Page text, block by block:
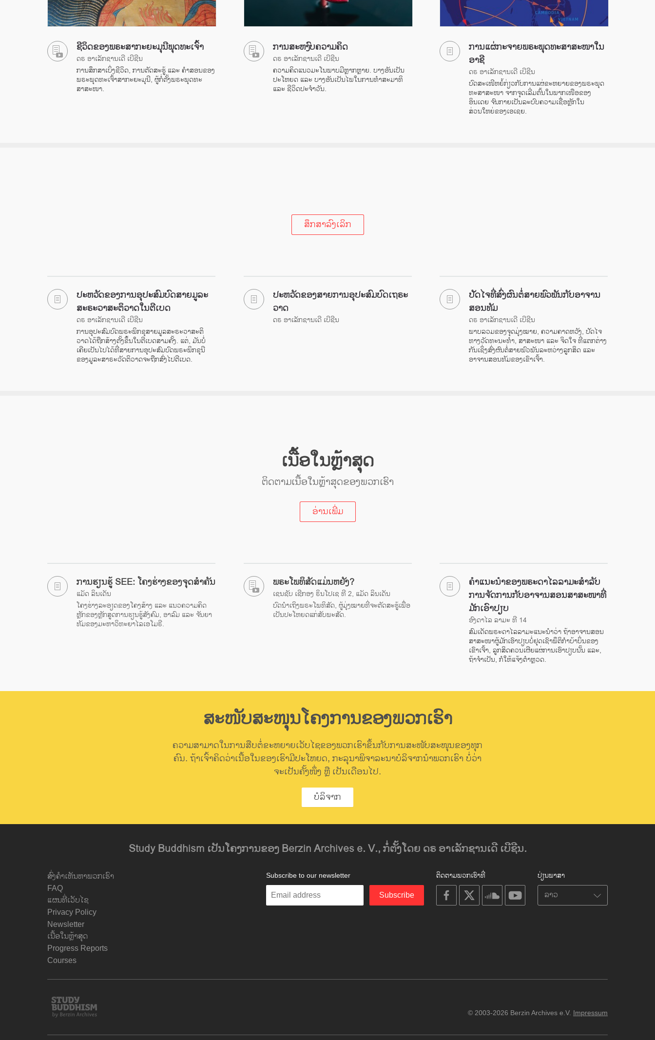
ຊີວິດຂອງພຣະສາກະຍະມຸນີພຸດທະເຈົ້າ
ດຣ ອາເລັກຊານເດີ ເບີຊີນ
ການສຶກສາເບິ່ງຊີວິດ, ການຕັດສະຮູ້ ແລະ ຄຳສອນຂອງ
ພຣະພຸດທະເຈົ້າສາກະຍະມຸນີ, ຜູ້ກໍ່ຕັ້ງພຣະພຸດທະ
ສາສະໜາ.
ການສະຫງົບຄວາມຄິດ
ດຣ ອາເລັກຊານເດີ ເບີຊີນ
ຄວາມຄິດແນວມະໂນພາບມີຫຼາກຫຼາຍ. ບາງອັນເປັນ
ປະໂຫຍດ ແລະ ບາງອັນເປັນໄພໃນການທຳສະມາທິ
ແລະ ຊີວິດປະຈຳວັນ.
ການແຜ່ກະຈາຍພຣະພຸດທະສາສະໜາໃນ
ອາຊີ
ດຣ ອາເລັກຊານເດີ ເບີຊີນ
ບົດສະເໜີຫຍໍ້ກ່ຽວກັບການແຜ່ຂະຫຍາຍຂອງພຣະພຸດ
ທະສາສະໜາ ຈາກຈຸດເລີ່ມຕົ້ນໃນພາກເໜືອຂອງ
ອິນເດຍ ຈົນກາຍເປັນລະບົບຄວາມເຊື່ອຫຼັກໃນ
ສ່ວນໃຫຍ່ຂອງເອເຊຍ.
ສຶກສາລົງເລິກ
ປະຫວັດຂອງການອຸປະສົມບົດສາຍມູລະ
ສະຣະວາສະຕິວາດໃນຕີເບດ
ດຣ ອາເລັກຊານເດີ ເບີຊີນ
ການອຸປະສົມບົດພຣະພິກຂຸສາຍມູລສະຣະວາສະຕິ
ວາດໄດ້ຖືກສ້າງຕັ້ງຂຶ້ນໃນຕີເບດສາມຄັ້ງ. ແຕ່, ມັນບໍ່
ເຄີຍເປັນໄປໄດ້ທີ່ສາຍການອຸປະສົມບົດພຣະພິກຂຸນີ
ຂອງມູລະສາຣະວັດຕິວາດຈະຖືກສົ່ງໄປຕີເບດ.
ປະຫວັດຂອງສາຍການອຸປະສົມບົດເຖຣະ
ວາດ
ດຣ ອາເລັກຊານເດີ ເບີຊີນ
ປັດໄຈທີ່ສົ່ງຜົນຕໍ່ສາຍພົວພັນກັບອາຈານ
ສອນທັມ
ດຣ ອາເລັກຊານເດີ ເບີຊີນ
ພາບລວມຂອງຈຸດມຸ່ງໝາຍ, ຄວາມຄາດຫວັງ, ປັດໄຈ
ທາງວັດທະນະທໍາ, ສາສະໜາ ແລະ ຈິດໃຈ ທີ່ແຕກຕ່າງ
ກັນເຊິ່ງສົ່ງຜົນຕໍ່ສາຍພົວພັນລະຫວ່າງລູກສິດ ແລະ
ອາຈານສອນທັມຂອງເຂົາເຈົ້າ.
ເນື້ອໃນຫຼ້າສຸດ
ຕິດຕາມເນື້ອໃນຫຼ້າສຸດຂອງພວກເຮົາ
ອ່ານເພີ່ມ
ການຮຽນຮູ້ SEE: ໂຄງຮ່າງຂອງຈຸດສຳຄັນ
ແມັດ ລິນເດັນ
ໂຄງຮ່າງລະອຽດຂອງໂຄງສ້າງ ແລະ ແນວຄວາມຄິດ
ຫຼັກຂອງຫຼັກສູດການຮຽນຮູ້ສັງຄົມ, ອາລົມ ແລະ ຈັນຍາ
ທັມຂອງມະຫາວິທະຍາໄລເອໂມຣີ.
ພຣະໂພທິສັດແມ່ນຫຍັງ?
ເຊນຊັບ ເຊີກອງ ຣິນໂປເຊ ທີ 2, ແມັດ ລິນເດັນ
ບົດນຳເຖິງພຣະໂພທິສັດ, ຜູ້ມຸ່ງໝາຍທີ່ຈະຕັດສະຮູ້ເພື່ອ
ເປັນປະໂຫຍດແກ່ສັບພະສັດ.
ຄຳແນະນຳຂອງພຣະດາໄລລາມະສຳລັບ
ການຈັດການກັບອາຈານສອນສາສະໜາທີ່
ມັກເອົາປຽບ
ອົງດາໄລ ລາມະ ທີ 14
ສົມເດັດພຣະດາໄລລາມະແນະນຳວ່າ ຖ້າອາຈານສອນ
ສາສະໜາຜູ້ມັກເອົາປຽບບໍ່ຢຸດເຊົາພຶຕິກຳບ້າບິ່ນຂອງ
ເຂົາເຈົ້າ, ລູກສິດຄວນເຜີຍແຜ່ການເອົາປຽບນັ້ນ ແລະ,
ຖ້າຈຳເປັນ, ກໍໃຫ້ແຈ້ງຕຳຫຼວດ.
ສະໜັບສະໜຸນໂຄງການຂອງພວກເຮົາ
ຄວາມສາມາດໃນການສືບຕໍ່ຂະຫຍາຍເວັບໄຊຂອງພວກເຮົາຂຶ້ນກັບການສະໜັບສະໜຸນຂອງທຸກ
ຄົນ. ຖ້າເຈົ້າຄິດວ່າເນື້ອໃນຂອງເຮົາມີປະໂຫຍດ, ກະລຸນາພິຈາລະນາບໍລິຈາກນຳພວກເຮົາ ບໍ່ວ່າ
ຈະເປັນຄັ້ງໜຶ່ງ ຫຼື ເປັນເດືອນໄປ.
ບໍລິຈາກ
Study Buddhism ເປັນໂຄງການຂອງ Berzin Archives e. V., ກໍ່ຕັ້ງໂດຍ ດຣ ອາເລັກຊານເດີ ເບີຊີນ.
ສົ່ງຄຳເຫັນຫາພວກເຮົາ
FAQ
ແຜນທີ່ເວັບໄຊ
Privacy Policy
Newsletter
ເນື້ອໃນຫຼ້າສຸດ
Progress Reports
Courses
ປ່ຽນພາສາ
ຕິດຕາມພວກເຮົາທີ່
on
facebook
on
on
soundcloud
on
youtube
Subscribe to our newsletter
Enter
Subscribe
Study
Buddhism
© 2003-2026 Berzin Archives e.V. Impressum